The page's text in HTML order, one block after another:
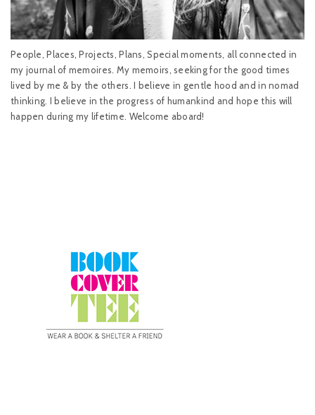
People, Places, Projects, Plans, Special moments, all connected in
my journal of memoires. My memoirs, seeking for the good times
lived by me & by the others. I believe in gentle hood and in nomad
thinking. I believe in the progress of humankind and hope this will
happen during my lifetime. Welcome aboard!